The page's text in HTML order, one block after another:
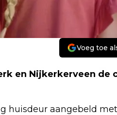
Voeg toe
en Nijkerkerveen de
huisdeur aangebeld